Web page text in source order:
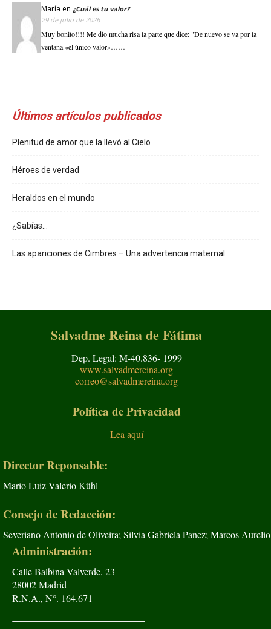
María en ¿Cuál es tu valor?
29 de julio de 2026
Muy bonito!!!! Me dio mucha risa la parte que dice: "De nuevo se va por la
ventana «el único valor»……
Últimos artículos publicados
Plenitud de amor que la llevó al Cielo
Héroes de verdad
Heraldos en el mundo
¿Sabías…
Las apariciones de Cimbres – Una advertencia maternal
Salvadme Reina de Fátima
Dep. Legal: M-40.836- 1999
www.salvadmereina.org
correo@salvadmereina.org
Política de Privacidad
Lea aquí
Director Reponsable:
Mario Luiz Valerio Kühl
Consejo de Redacción:
Severiano Antonio de Oliveira; Silvia Gabriela Panez; Marcos
Administración:
Calle Balbina Valverde, 23
28002 Madrid
R.N.A., N°. 164.671